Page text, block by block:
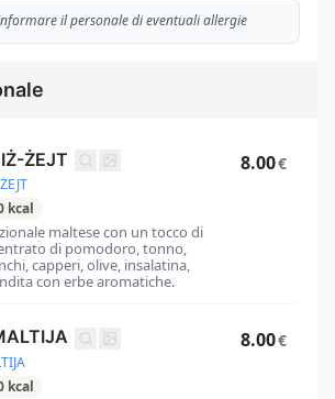
il personale di eventuali allergie
ŻEJT
kcal
maltese con un tocco di
di pomodoro, tonno,
capperi, olive, insalatina,
con erbe aromatiche.
8.00€
kcal
8.00€